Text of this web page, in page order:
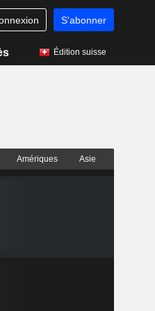
S'abonner
Édition suisse
Amériques Asie